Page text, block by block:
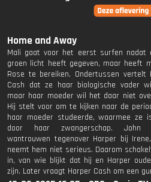
Home and Away
Mali gaat voor het eerst surfen nadat
groen licht heeft gegeven, maar heeft
Rose te bereiken. Ondertussen vertelt
Cash dat ze haar biologische vader
maar haar moeder wil het daar niet
Hij stelt voor om te kijken naar de
haar moeder studeerde, waarmee ze
door haar zwangerschap.
wantrouwen tegenover Harper bij
neemt hem niet serieus. Daarom
in, van wie blijkt dat hij en Harper
zijn. Later vraagt Harper Cash om een